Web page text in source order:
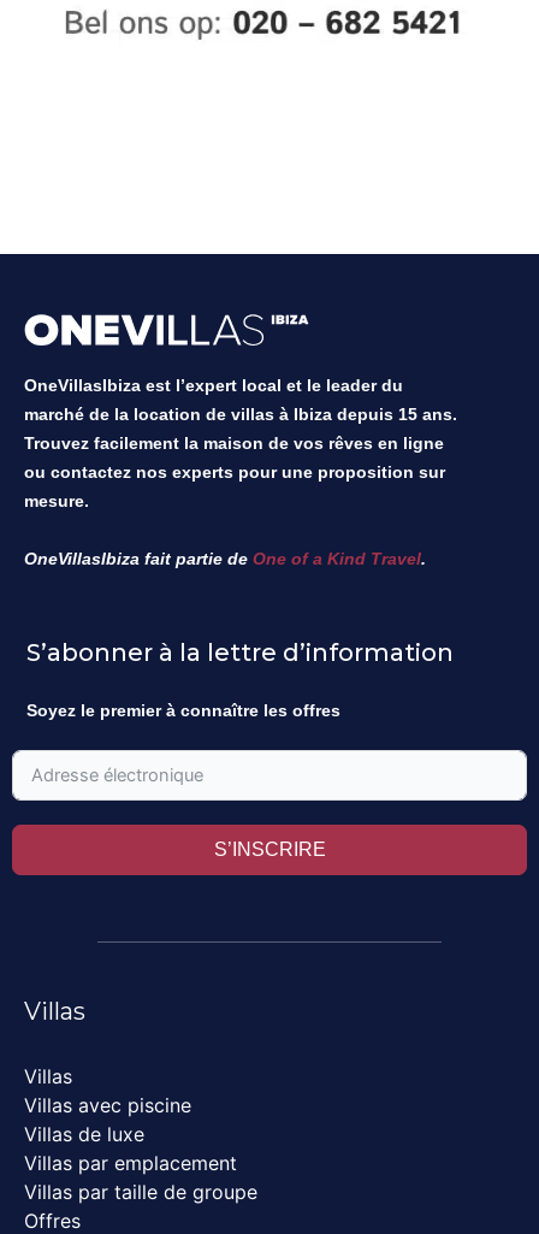
OneVillasIbiza est l’expert local et le leader du
marché de la location de villas à Ibiza depuis 15 ans.
Trouvez facilement la maison de vos rêves en ligne
ou contactez nos experts pour une proposition sur
mesure.
OneVillasIbiza fait partie de One of a Kind Travel.
S’abonner à la lettre d’information
Soyez le premier à connaître les offres
S’INSCRIRE
Villas
Villas
Villas avec piscine
Villas de luxe
Villas par emplacement
Villas par taille de groupe
Offres